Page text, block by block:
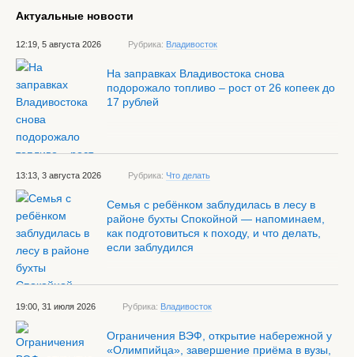
Актуальные новости
12:19, 5 августа 2026 Рубрика: Владивосток
На заправках Владивостока снова
подорожало топливо – рост от 26 копеек до
17 рублей
13:13, 3 августа 2026 Рубрика: Что делать
Семья с ребёнком заблудилась в лесу в
районе бухты Спокойной — напоминаем,
как подготовиться к походу, и что делать,
если заблудился
19:00, 31 июля 2026 Рубрика: Владивосток
Ограничения ВЭФ, открытие набережной у
«Олимпийца», завершение приёма в вузы,